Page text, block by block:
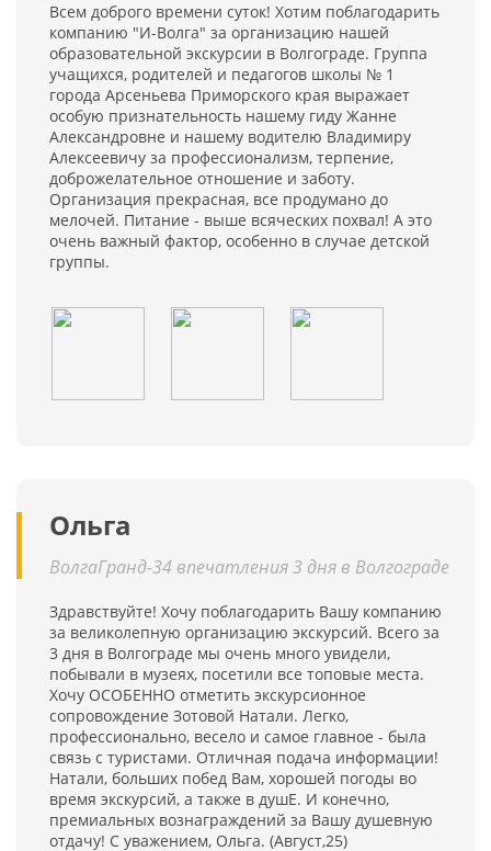
Всем доброго времени суток! Хотим поблагодарить
компанию "И-Волга" за организацию нашей
образовательной экскурсии в Волгограде. Группа
учащихся, родителей и педагогов школы № 1
города Арсеньева Приморского края выражает
особую признательность нашему гиду Жанне
Александровне и нашему водителю Владимиру
Алексеевичу за профессионализм, терпение,
доброжелательное отношение и заботу.
Организация прекрасная, все продумано до
мелочей. Питание - выше всяческих похвал! А это
очень важный фактор, особенно в случае детской
группы.
Ольга
ВолгаГранд-34 впечатления 3 дня в Волгограде
Здравствуйте! Хочу поблагодарить Вашу компанию
за великолепную организацию экскурсий. Всего за
3 дня в Волгограде мы очень много увидели,
побывали в музеях, посетили все топовые места.
Хочу ОСОБЕННО отметить экскурсионное
сопровождение Зотовой Натали. Легко,
профессионально, весело и самое главное - была
связь с туристами. Отличная подача информации!
Натали, больших побед Вам, хорошей погоды во
время экскурсий, а также в душЕ. И конечно,
премиальных вознаграждений за Вашу душевную
отдачу! С уважением, Ольга. (Август,25)